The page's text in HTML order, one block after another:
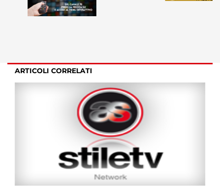
ARTICOLI CORRELATI